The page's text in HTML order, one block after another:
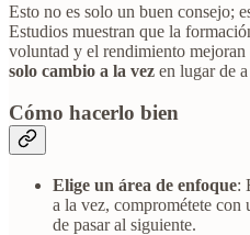
Esto no es solo un buen consejo;
Estudios muestran que la
voluntad y el rendimiento mejoran
solo cambio a la vez en lugar de
Cómo hacerlo bien
Elige un área de enfoque:
a la vez, comprométete
de pasar al siguiente.